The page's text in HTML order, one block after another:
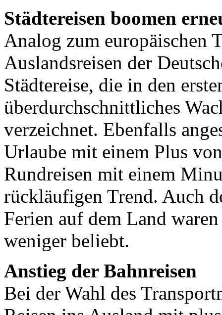
Städtereisen boomen
Analog zum europäischen
Auslandsreisen der
Städtereise, die in den
überdurchschnittliches
verzeichnet. Ebenfalls
Urlaube mit einem Plus
Rundreisen mit einem
rückläufigen Trend. Auch
Ferien auf dem Land
weniger beliebt.
Anstieg der Bahnreisen
Bei der Wahl des